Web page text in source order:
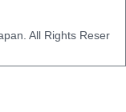
All Rights Reser